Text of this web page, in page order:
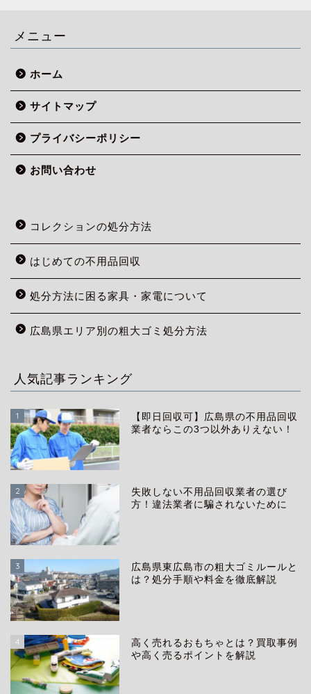
メニュー
ホーム
サイトマップ
プライバシーポリシー
お問い合わせ
コレクションの処分方法
はじめての不用品回収
処分方法に困る家具・家電について
広島県エリア別の粗大ゴミ処分方法
人気記事ランキング
1
【即日回収可】広島県の不用品回収
業者ならこの3つ以外ありえない！
2
失敗しない不用品回収業者の選び
方！違法業者に騙されないために
3
広島県東広島市の粗大ゴミルールと
は？処分手順や料金を徹底解説
4
高く売れるおもちゃとは？買取事例
や高く売るポイントを解説